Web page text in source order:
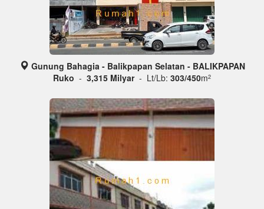
Gunung Bahagia - Balikpapan Selatan - BALIKPAPAN
Ruko - 3,315 Milyar - Lt/Lb: 303/450m2